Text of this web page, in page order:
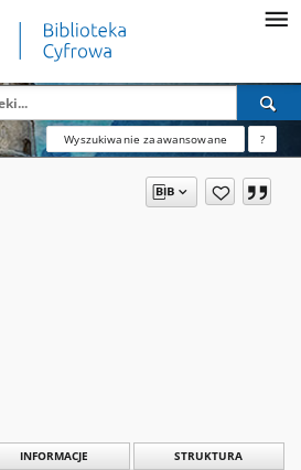
Wyszukiwanie zaawansowane ?
INFORMACJE STRUKTURA